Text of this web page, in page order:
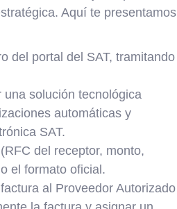
Aquí te presentamos
del portal del SAT, tramitando
una solución tecnológica
automáticas y
SAT.
del receptor, monto,
el formato oficial.
al Proveedor Autorizado